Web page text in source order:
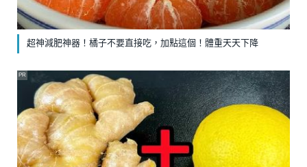
超神減肥神器！橘子不要直接吃，加點這個！體重天天下降
PR